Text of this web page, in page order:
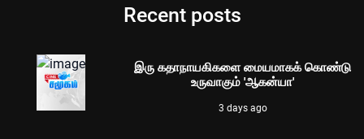
Recent posts
இரு கதாநாயகிகளை மையமாகக் கொண்டு
உருவாகும் 'ஆகன்யா'
3 days ago